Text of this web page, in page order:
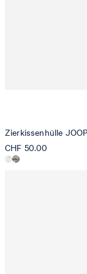
Zierkissenhülle
CHF 50.00